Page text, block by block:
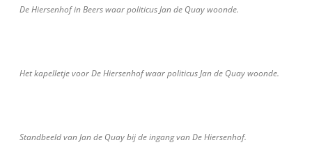
De Hiersenhof in Beers waar politicus Jan de Quay woonde.
Het kapelletje voor De Hiersenhof waar politicus Jan de Quay woonde.
Standbeeld van Jan de Quay bij de ingang van De Hiersenhof.